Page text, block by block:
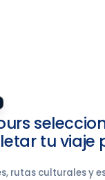
tu viaje
rutas culturales y